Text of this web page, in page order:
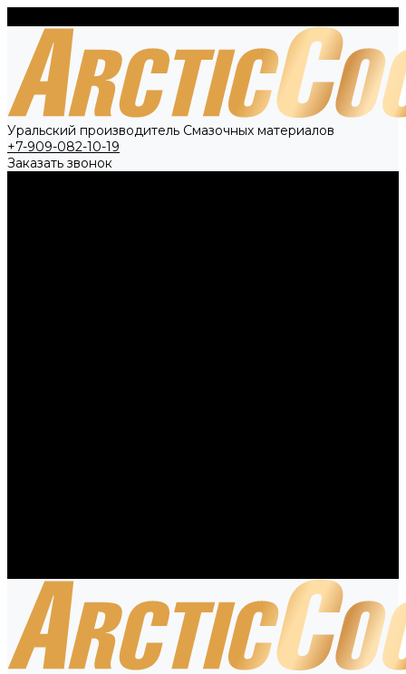
Уральский производитель Смазочных материалов
+7-909-082-10-19
Заказать звонок